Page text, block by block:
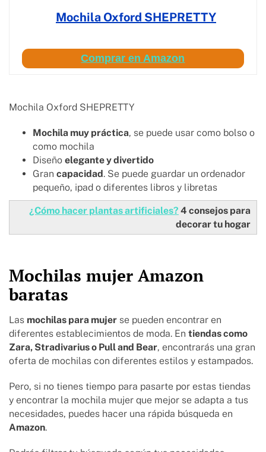
Mochila Oxford SHEPRETTY
Comprar en Amazon
Mochila Oxford SHEPRETTY
Mochila muy práctica, se puede usar como bolso o
como mochila
Diseño elegante y divertido
Gran capacidad. Se puede guardar un ordenador
pequeño, ipad o diferentes libros y libretas
¿Cómo hacer plantas artificiales? 4 consejos para
decorar tu hogar​
Mochilas mujer Amazon
baratas
Las mochilas para mujer se pueden encontrar en
diferentes establecimientos de moda. En tiendas como
Zara, Stradivarius o Pull and Bear, encontrarás una gran
oferta de mochilas con diferentes estilos y estampados.
Pero, si no tienes tiempo para pasarte por estas tiendas
y encontrar la mochila mujer que mejor se adapta a tus
necesidades, puedes hacer una rápida búsqueda en
Amazon.